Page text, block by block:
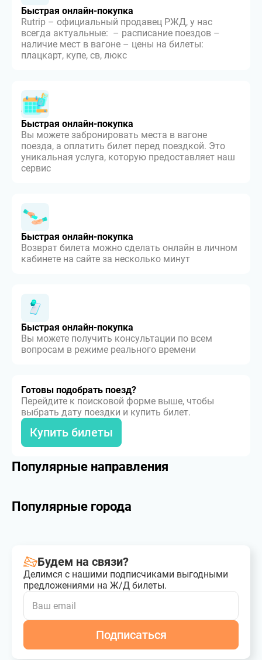
Быстрая онлайн-покупка
Rutrip – официальный продавец РЖД, у нас
всегда актуальные: – расписание поездов –
наличие мест в вагоне – цены на билеты:
плацкарт, купе, св, люкс
Быстрая онлайн-покупка
Вы можете забронировать места в вагоне
поезда, а оплатить билет перед поездкой. Это
уникальная услуга, которую предоставляет наш
сервис
Быстрая онлайн-покупка
Возврат билета можно сделать онлайн в личном
кабинете на сайте за несколько минут
Быстрая онлайн-покупка
Вы можете получить консультации по всем
вопросам в режиме реального времени
Готовы подобрать поезд?
Перейдите к поисковой форме выше, чтобы
выбрать дату поездки и купить билет.
Купить билеты
Популярные направления
Популярные города
Будем на связи?
Делимся с нашими подписчиками выгодными
предложениями на Ж/Д билеты.
Подписаться